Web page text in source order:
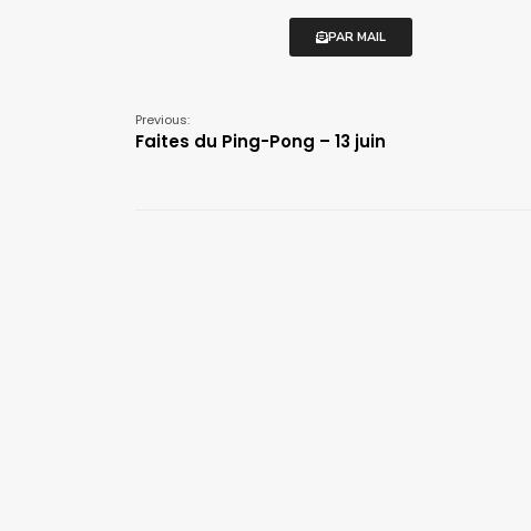
PAR MAIL
Previous:
Faites du Ping-Pong – 13 juin